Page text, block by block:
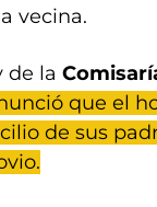
vecina.
de la
que el
de sus